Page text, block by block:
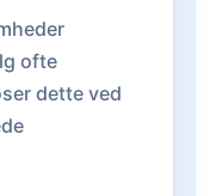
ofte
dette ved